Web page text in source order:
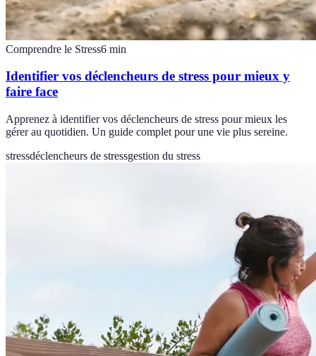
Comprendre le Stress6 min
Identifier vos déclencheurs de stress pour mieux y
faire face
Apprenez à identifier vos déclencheurs de stress pour mieux les
gérer au quotidien. Un guide complet pour une vie plus sereine.
stressdéclencheurs de stressgestion du stress